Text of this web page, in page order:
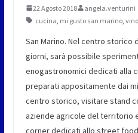
22 Agosto 2018
angela.venturini
cucina mi gusto san marino, vino
San Marino. Nel centro storico
giorni, sarà possibile
enogastronomici dedicati alla
preparati appositamente dai
centro storico, visitare stand
aziende agricole del territorio
corner dedicati allo street